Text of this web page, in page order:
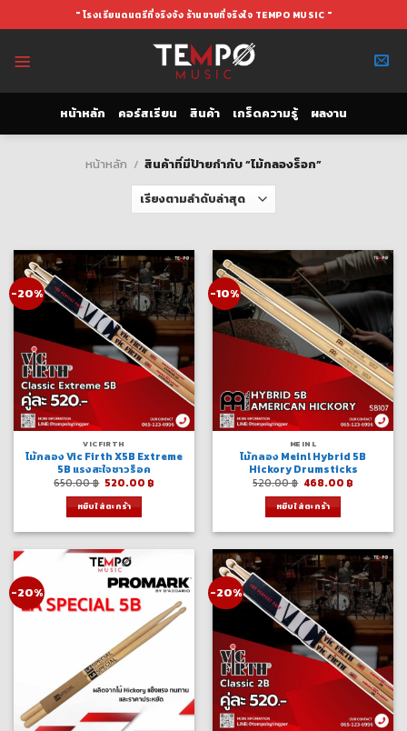
to
" โรงเรียนดนตรีที่จริงจัง ร้านขายที่จริงใจ TEMPO MUSIC "
หน้าหลัก คอร์สเรียน สินค้า เกร็ดความรู้ ผลงาน
หน้าหลัก / สินค้าที่มีป้ายกำกับ “ไม้กลองร็อก”
-20%
VICFIRTH
ไม้กลอง Vic Firth X5B Extreme
5B แรงสะใจชาวร็อค
650.00฿ Original
was:
650.00 ฿.
520.00 ฿Current
หยิบใส่ตะกร้า
-10%
MEINL
ไม้กลอง Meinl Hybrid 5B
Hickory Drumsticks
520.00฿ Original
was:
520.00 ฿.
468.00 ฿Current
หยิบใส่ตะกร้า
-20% -20%